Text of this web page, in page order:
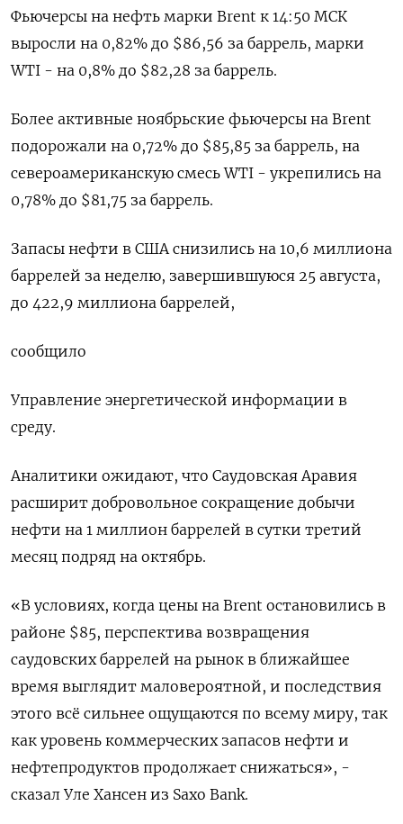
Фьючерсы на нефть марки Brent к 14:50 МСК
выросли на 0,82% до $86,56 за баррель, марки
WTI - на 0,8% до $82,28 за баррель.
Более активные ноябрьские фьючерсы на Brent
подорожали на 0,72% до $85,85 за баррель, на
североамериканскую смесь WTI - укрепились на
0,78% до $81,75 за баррель.
Запасы нефти в США снизились на 10,6 миллиона
баррелей за неделю, завершившуюся 25 августа,
до 422,9 миллиона баррелей,
сообщило
Управление энергетической информации в
среду.
Аналитики ожидают, что Саудовская Аравия
расширит добровольное сокращение добычи
нефти на 1 миллион баррелей в сутки третий
месяц подряд на октябрь.
«В условиях, когда цены на Brent остановились в
районе $85, перспектива возвращения
саудовских баррелей на рынок в ближайшее
время выглядит маловероятной, и последствия
этого всё сильнее ощущаются по всему миру, так
как уровень коммерческих запасов нефти и
нефтепродуктов продолжает снижаться», -
сказал Уле Хансен из Saxo Bank.